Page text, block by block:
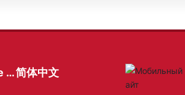
д 简体中文